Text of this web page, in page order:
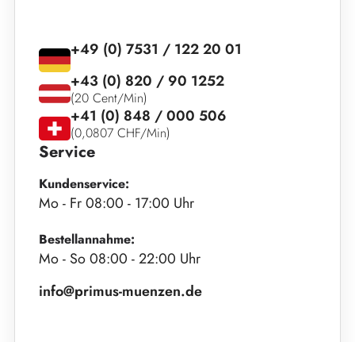
Service
Kundenservice:
Mo - Fr 08:00 - 17:00 Uhr
Bestellannahme:
Mo - So 08:00 - 22:00 Uhr
info@primus-muenzen.de
+49 (0) 7531 / 122 20 01
+43 (0) 820 / 90 1252
(20 Cent/Min)
+41 (0) 848 / 000 506
(0,0807 CHF/Min)